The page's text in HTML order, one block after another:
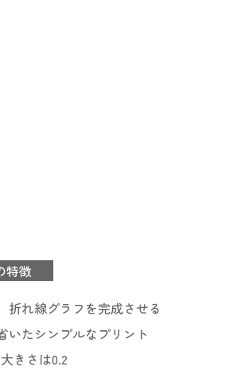
特徴
折れ線グラフを完成させる
いたシンプルなプリント
きさは0.2